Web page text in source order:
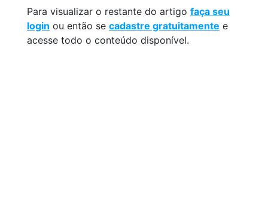
Para visualizar o restante do artigo faça seu
login ou então se cadastre gratuitamente e
acesse todo o conteúdo disponível.